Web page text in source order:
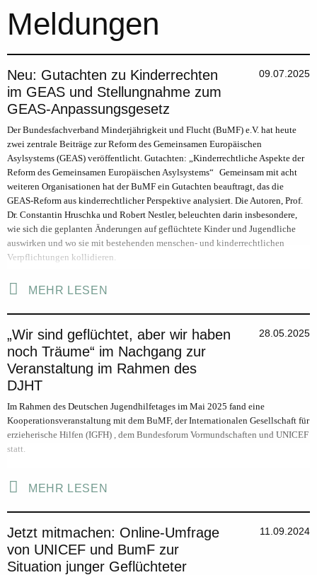
Meldungen
Neu: Gutachten zu Kinderrechten
im GEAS und Stellungnahme zum
GEAS-Anpassungsgesetz
09.07.2025
Der Bundesfachverband Minderjährigkeit und Flucht (BuMF) e.V. hat heute
zwei zentrale Beiträge zur Reform des Gemeinsamen Europäischen
Asylsystems (GEAS) veröffentlicht. Gutachten: „Kinderrechtliche Aspekte der
Reform des Gemeinsamen Europäischen Asylsystems“ Gemeinsam mit acht
weiteren Organisationen hat der BuMF ein Gutachten beauftragt, das die
GEAS-Reform aus kinderrechtlicher Perspektive analysiert. Die Autoren, Prof.
Dr. Constantin Hruschka und Robert Nestler, beleuchten darin insbesondere,
wie sich die geplanten Änderungen auf geflüchtete Kinder und Jugendliche
auswirken und wo sie mit bestehenden menschen- und kinderrechtlichen
Verpflichtungen kollidieren.
MEHR LESEN
„Wir sind geflüchtet, aber wir haben
noch Träume“ im Nachgang zur
Veranstaltung im Rahmen des
DJHT
28.05.2025
Im Rahmen des Deutschen Jugendhilfetages im Mai 2025 fand eine
Kooperationsveranstaltung mit dem BuMF, der Internationalen Gesellschaft für
erzieherische Hilfen (IGFH) , dem Bundesforum Vormundschaften und UNICEF
statt.
MEHR LESEN
Jetzt mitmachen: Online-Umfrage
von UNICEF und BumF zur
Situation junger Geflüchteter
11.09.2024